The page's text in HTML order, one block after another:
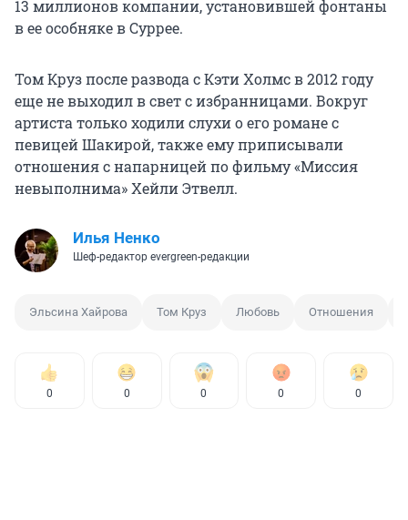
13 миллионов компании, установившей фонтаны
в ее особняке в Суррее.
Том Круз после развода с Кэти Холмс в 2012 году
еще не выходил в свет с избранницами. Вокруг
артиста только ходили слухи о его романе с
певицей Шакирой, также ему приписывали
отношения с напарницей по фильму «Миссия
невыполнима» Хейли Этвелл.
Илья Ненко
Шеф-редактор evergreen-редакции
Эльсина Хайрова Том Круз Любовь Отношения
0 0 0 0 0